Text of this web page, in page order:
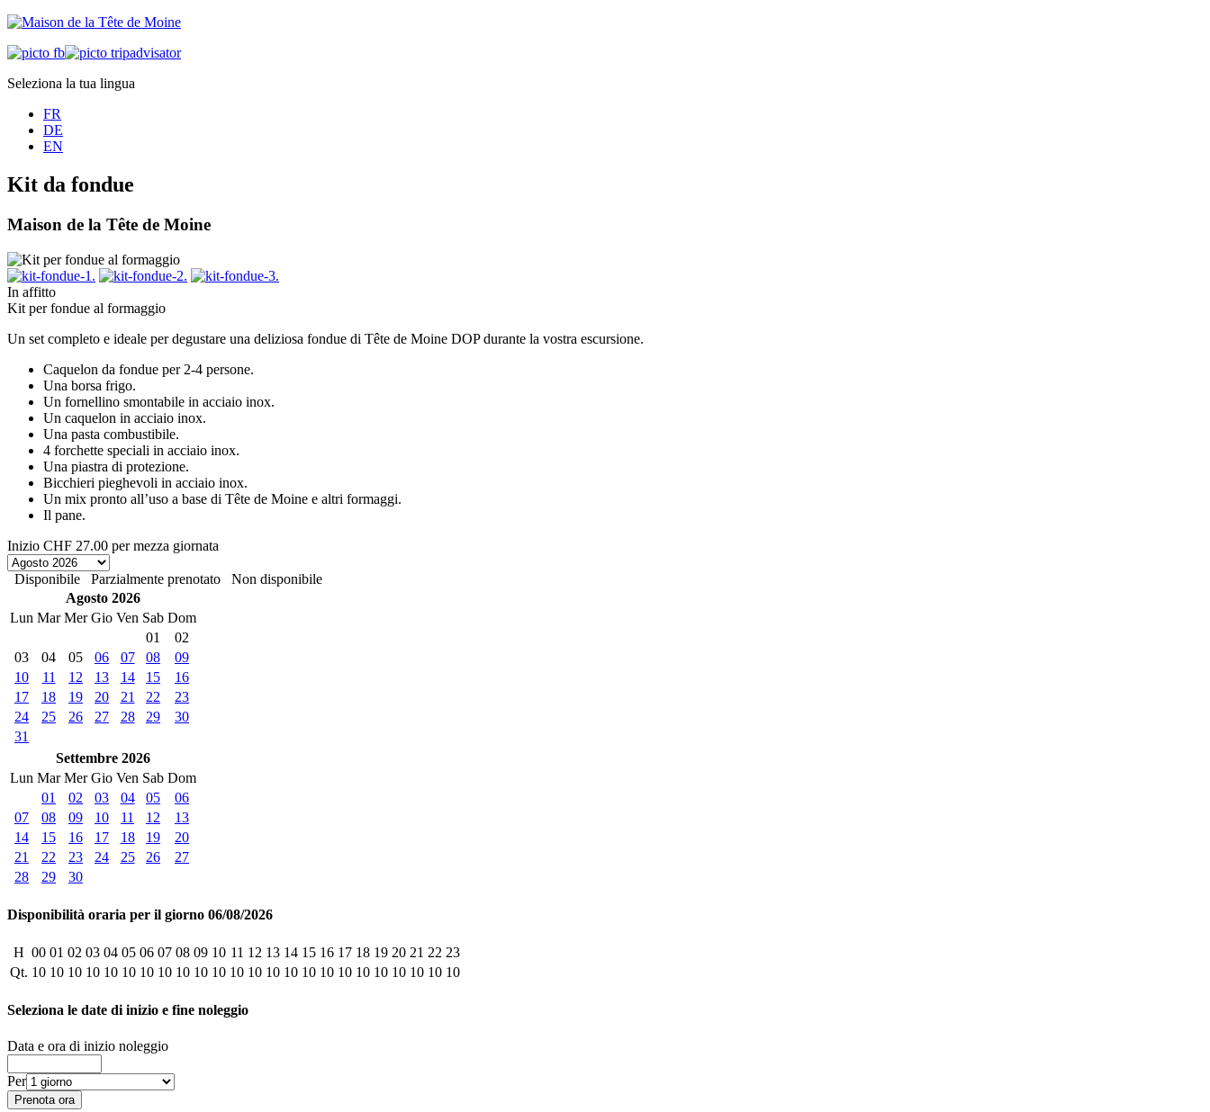
Seleziona la tua lingua
FR
DE
EN
Kit da fondue
Maison de la Tête de Moine
In affitto
Kit per fondue al formaggio
Un set completo e ideale per degustare una deliziosa fondue di Tête de Moine DOP durante la vostra escursione.
Caquelon da fondue per 2-4 persone.
Una borsa frigo.
Un fornellino smontabile in acciaio inox.
Un caquelon in acciaio inox.
Una pasta combustibile.
4 forchette speciali in acciaio inox.
Una piastra di protezione.
Bicchieri pieghevoli in acciaio inox.
Un mix pronto all’uso a base di Tête de Moine e altri formaggi.
Il pane.
Inizio CHF 27.00 per mezza giornata
Disponibile Parzialmente prenotato
Non disponibile
Agosto 2026
Lun Mar Mer Gio Ven Sab Dom
01
02
03
04 05 06 07 08
09
10
11 12 13 14 15
16
17
18 19 20 21 22
23
24
25 26 27 28 29
30
31
Settembre 2026
Lun Mar Mer Gio Ven Sab Dom
01
02 03 04 05
06
07
08 09 10 11 12
13
14
15 16 17 18 19
20
21
22 23 24 25 26
27
28
29 30
Disponibilità oraria per il giorno 06/08/2026
H 00 01 02 03 04 05 06 07 08 09 10 11 12 13 14 15 16 17 18 19 20 21 22 23
Qt. 10 10 10 10 10 10 10 10 10 10 10 10 10 10 10 10 10 10 10 10 10 10 10 10
Seleziona le date di inizio e fine noleggio
Data e ora di inizio noleggio
Per